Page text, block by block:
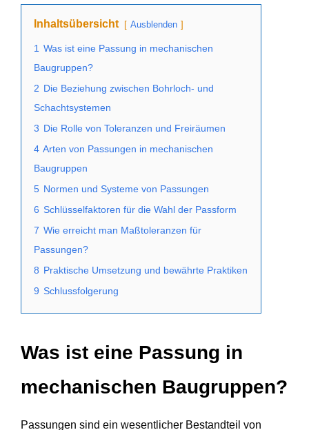
Inhaltsübersicht Ausblenden
1 Was ist eine Passung in mechanischen
Baugruppen?
2 Die Beziehung zwischen Bohrloch- und
Schachtsystemen
3 Die Rolle von Toleranzen und Freiräumen
4 Arten von Passungen in mechanischen
Baugruppen
5 Normen und Systeme von Passungen
6 Schlüsselfaktoren für die Wahl der Passform
7 Wie erreicht man Maßtoleranzen für
Passungen?
8 Praktische Umsetzung und bewährte Praktiken
9 Schlussfolgerung
Was ist eine Passung in
mechanischen Baugruppen?
Passungen sind ein wesentlicher Bestandteil von